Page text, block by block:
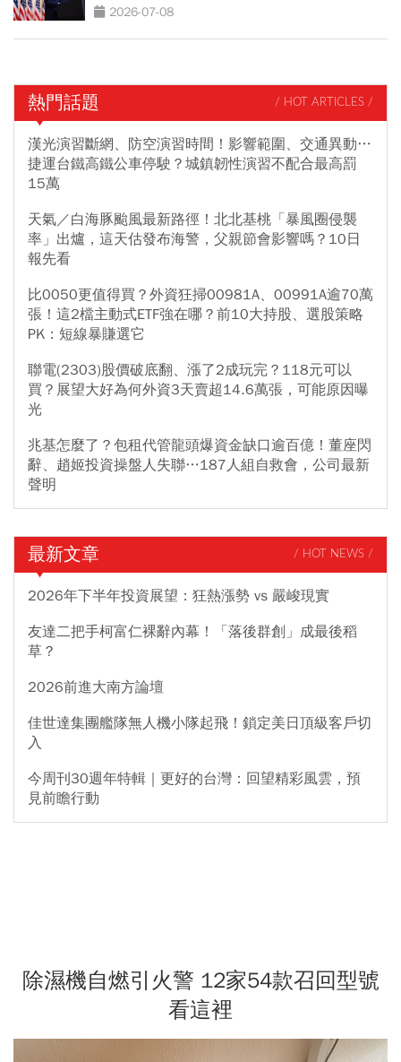
2026-07-08
熱門話題 / HOT ARTICLES /
漢光演習斷網、防空演習時間！影響範圍、交通異動…
捷運台鐵高鐵公車停駛？城鎮韌性演習不配合最高罰
15萬
天氣／白海豚颱風最新路徑！北北基桃「暴風圈侵襲
率」出爐，這天估發布海警，父親節會影響嗎？10日
報先看
比0050更值得買？外資狂掃00981A、00991A逾70萬
張！這2檔主動式ETF強在哪？前10大持股、選股策略
PK：短線暴賺選它
聯電(2303)股價破底翻、漲了2成玩完？118元可以
買？展望大好為何外資3天賣超14.6萬張，可能原因曝
光
兆基怎麼了？包租代管龍頭爆資金缺口逾百億！董座閃
辭、趙姬投資操盤人失聯…187人組自救會，公司最新
聲明
最新文章 / HOT NEWS /
2026年下半年投資展望：狂熱漲勢 vs 嚴峻現實
友達二把手柯富仁裸辭內幕！「落後群創」成最後稻
草？
2026前進大南方論壇
佳世達集團艦隊無人機小隊起飛！鎖定美日頂級客戶切
入
今周刊30週年特輯｜更好的台灣：回望精彩風雲，預
見前瞻行動
除濕機自燃引火警 12家54款召回型號
看這裡